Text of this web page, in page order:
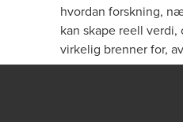
hvordan forskning,
kan skape reell
virkelig brenner for,